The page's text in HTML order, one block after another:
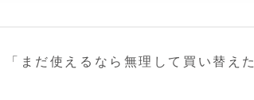
まだ使えるなら無理して買い替えた